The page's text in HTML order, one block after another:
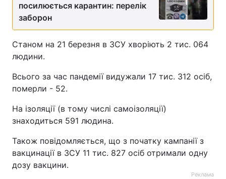
посилюється карантин: перелік
заборон
Станом на 21 березня в ЗСУ хворіють 2 тис. 064
людини.
Всього за час пандемії видужали 17 тис. 312 осіб,
померли - 52.
На ізоляції (в тому числі самоізоляції)
знаходиться 591 людина.
Також повідомляється, що з початку кампанії з
вакцинації в ЗСУ 11 тис. 827 осіб отримали одну
дозу вакцини.
Реклама